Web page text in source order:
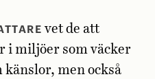
vet de att
i miljöer som väcker
känslor, men också